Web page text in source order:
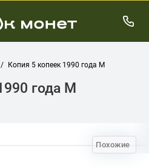
Копия 5 копеек 1990 года М
года М
Похожие